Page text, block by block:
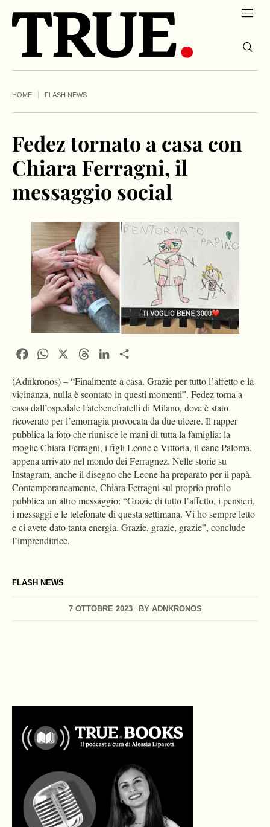
HOME FLASH NEWS
FLASH NEWS
Fedez tornato a casa con
Chiara Ferragni, il
messaggio social
7 OTTOBRE 2023 BY ADNKRONOS
FacebookWhatsApp ThreadsLinkedIn
(Adnkronos) – “Finalmente a casa. Grazie per tutto l’affetto e la
vicinanza, nulla è scontato in questi momenti”. Fedez torna a
casa dall’ospedale Fatebenefratelli di Milano, dove è stato
ricoverato per l’emorragia provocata da due ulcere. Il rapper
pubblica la foto che riunisce le mani di tutta la famiglia: la
moglie Chiara Ferragni, i figli Leone e Vittoria, il cane Paloma,
appena arrivato nel mondo dei Ferragnez. Nelle storie su
Instagram, anche il disegno che Leone ha preparato per il papà.
Contemporaneamente, Chiara Ferragni sul proprio profilo
pubblica un altro messaggio: “Grazie di tutto l’affetto, i pensieri,
i messaggi e le telefonate di questa settimana. Vi ho sempre letto
e ci avete dato tanta energia. Grazie, grazie, grazie”, conclude
l’imprenditrice.